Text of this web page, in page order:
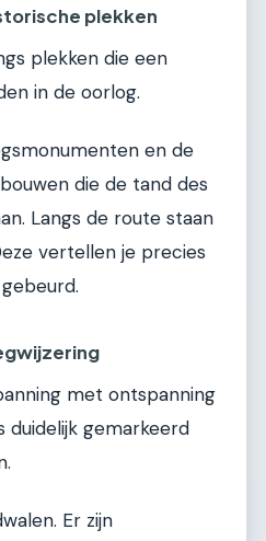
plekken
plekken die een
in de oorlog.
en de
die de tand des
Langs de route staan
vertellen je precies
met ontspanning
duidelijk gemarkeerd
Er zijn